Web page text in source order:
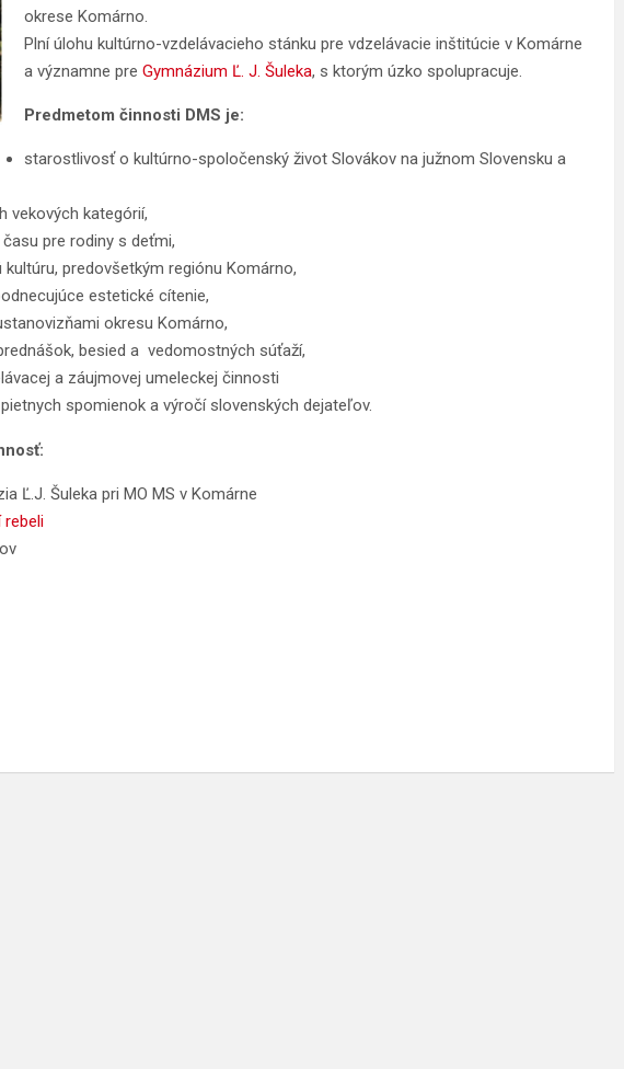
okrese Komárno.
Plní úlohu kultúrno-vzdelávacieho stánku pre vdzelávacie inštitúcie v Komárne
a významne pre Gymnázium Ľ. J. Šuleka, s ktorým úzko spolupracuje.
Predmetom činnosti DMS je:
starostlivosť o kultúrno-spoločenský život Slovákov na južnom Slovensku a
vekových kategórií,
pre rodiny s deťmi,
predovšetkým regiónu Komárno,
estetické cítenie,
okresu Komárno,
besied a vedomostných súťaží,
a záujmovej umeleckej činnosti
spomienok a výročí slovenských dejateľov.
Ľ.J. Šuleka pri MO MS v Komárne
rebeli